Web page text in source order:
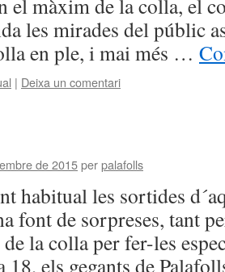
el màxim de la colla, el
les mirades del públic
en ple, i mai més …
| Deixa un comentari
de 2015perpalafolls
habitual les sortides
font de sorpreses, tant
de la colla per fer-les
18, els gegants de